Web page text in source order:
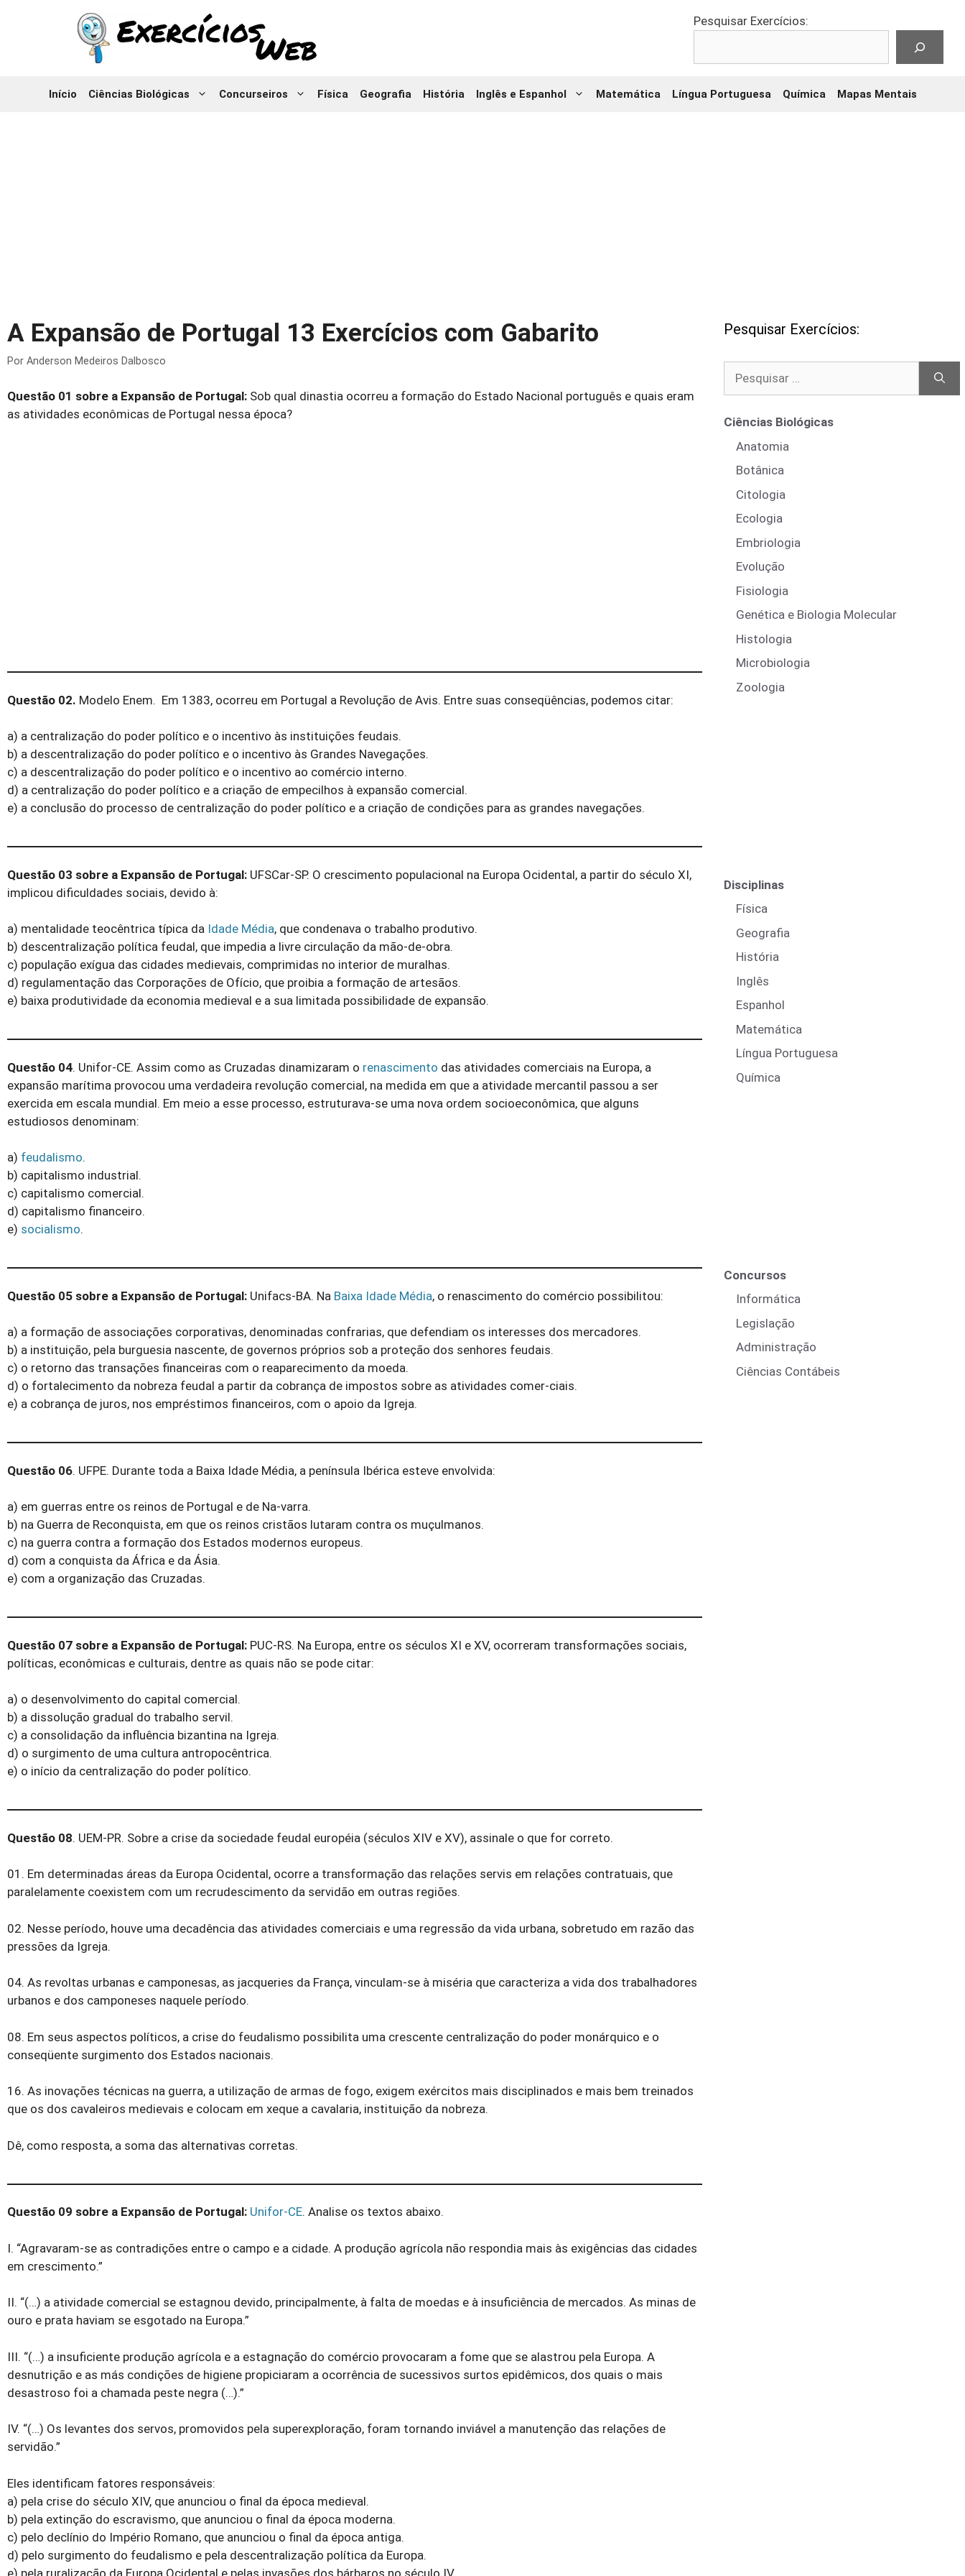
Pesquisar Exercícios:
Início Ciências Biológicas Concurseiros Física Geografia História Inglês e Espanhol Matemática Língua Portuguesa Química Mapas Mentais
A Expansão de Portugal 13 Exercícios com Gabarito
Por Anderson Medeiros Dalbosco
Questão 01 sobre a Expansão de Portugal: Sob qual dinastia ocorreu a formação do Estado Nacio­nal português e quais eram
as atividades econômicas de Portugal nessa época?
Questão 02. Modelo Enem. Em 1383, ocorreu em Portugal a Revolução de Avis. Entre suas conseqüências, podemos citar:
a) a centralização do poder político e o incentivo às instituições feudais.
b) a descentralização do poder político e o incentivo às Grandes Navegações.
c) a descentralização do poder político e o incentivo ao comércio interno.
d) a centralização do poder político e a criação de empecilhos à expansão comercial.
e) a conclusão do processo de centralização do poder político e a criação de condições para as grandes navegações.
Questão 03 sobre a Expansão de Portugal: UFSCar-SP. O crescimento populacional na Europa Ocidental, a partir do século XI,
implicou dificuldades sociais, devido à:
a) mentalidade teocêntrica típica da Idade Média, que condenava o trabalho produtivo.
b) descentralização política feudal, que impedia a livre circulação da mão-de-obra.
c) população exígua das cidades medievais, compri­midas no interior de muralhas.
d) regulamentação das Corporações de Ofício, que proibia a formação de artesãos.
e) baixa produtividade da economia medieval e a sua limitada possibilidade de expansão.
Questão 04. Unifor-CE. Assim como as Cruzadas dinamizaram o renascimento das atividades comerciais na Europa, a
expansão ma­rítima provocou uma verdadeira revolução comercial, na medida em que a atividade mercantil passou a ser
exercida em escala mundial. Em meio a esse processo, estruturava-se uma nova ordem socioeconômica, que alguns
estudiosos denominam:
a) feudalismo.
b) capitalismo industrial.
c) capitalismo comercial.
d) capitalismo financeiro.
e) socialismo.
Questão 05 sobre a Expansão de Portugal: Unifacs-BA. Na Baixa Idade Média, o renascimento do comércio possibilitou:
a) a formação de associações corporativas, denomi­nadas confrarias, que defendiam os interesses dos mercadores.
b) a instituição, pela burguesia nascente, de governos próprios sob a proteção dos senhores feudais.
c) o retorno das transações financeiras com o reapa­recimento da moeda.
d) o fortalecimento da nobreza feudal a partir da cobrança de impostos sobre as atividades comer-ciais.
e) a cobrança de juros, nos empréstimos financeiros, com o apoio da Igreja.
Questão 06. UFPE. Durante toda a Baixa Idade Média, a península Ibérica esteve envolvida:
a) em guerras entre os reinos de Portugal e de Na-varra.
b) na Guerra de Reconquista, em que os reinos cristãos lutaram contra os muçulmanos.
c) na guerra contra a formação dos Estados moder­nos europeus.
d) com a conquista da África e da Ásia.
e) com a organização das Cruzadas.
Questão 07 sobre a Expansão de Portugal: PUC-RS. Na Europa, entre os séculos XI e XV, ocorreram trans­formações sociais,
políticas, econômicas e culturais, dentre as quais não se pode citar:
a) o desenvolvimento do capital comercial.
b) a dissolução gradual do trabalho servil.
c) a consolidação da influência bizantina na Igreja.
d) o surgimento de uma cultura antropocêntrica.
e) o início da centralização do poder político.
Questão 08. UEM-PR. Sobre a crise da sociedade feudal européia (séculos XIV e XV), assinale o que for correto.
01. Em determinadas áreas da Europa Ocidental, ocorre a transformação das relações servis em relações contratuais, que
paralelamente coexistem com um recrudescimento da servidão em outras regiões.
02. Nesse período, houve uma decadência das ativi­dades comerciais e uma regressão da vida urbana, sobretudo em razão das
pressões da Igreja.
04. As revoltas urbanas e camponesas, as jacqueries da França, vinculam-se à miséria que caracteriza a vida dos trabalhadores
urbanos e dos camponeses naquele período.
08. Em seus aspectos políticos, a crise do feudalismo possibilita uma crescente centralização do poder monárquico e o
conseqüente surgimento dos Estados nacionais.
16. As inovações técnicas na guerra, a utilização de armas de fogo, exigem exércitos mais disciplinados e mais bem treinados
que os dos cavaleiros me­dievais e colocam em xeque a cavalaria, instituição da nobreza.
Dê, como resposta, a soma das alternativas corretas.
Questão 09 sobre a Expansão de Portugal: Unifor-CE. Analise os textos abaixo.
I. “Agravaram-se as contradições entre o campo e a cidade. A produção agrícola não respondia mais às exigências das cidades
em crescimento.”
II. “(…) a atividade comercial se estagnou devido, principalmente, à falta de moedas e à insuficiência de mercados. As minas de
ouro e prata haviam se esgotado na Europa.”
III. “(…) a insuficiente produção agrícola e a estag­nação do comércio provocaram a fome que se alastrou pela Europa. A
desnutrição e as más condições de higiene propiciaram a ocorrência de sucessivos surtos epidêmicos, dos quais o mais
desastroso foi a chamada peste negra (…).”
IV. “(…) Os levantes dos servos, promovidos pela superexploração, foram tornando inviável a ma­nutenção das relações de
servidão.”
Eles identificam fatores responsáveis:
a) pela crise do século XIV, que anunciou o final da época medieval.
b) pela extinção do escravismo, que anunciou o final da época moderna.
c) pelo declínio do Império Romano, que anunciou o final da época antiga.
d) pelo surgimento do feudalismo e pela descentra­lização política da Europa.
e) pela ruralização da Europa Ocidental e pelas invasões dos bárbaros no século IV.
Pesquisar Exercícios:
Ciências Biológicas
Anatomia
Botânica
Citologia
Ecologia
Embriologia
Evolução
Fisiologia
Genética e Biologia Molecular
Histologia
Microbiologia
Zoologia
Disciplinas
Física
Geografia
História
Inglês
Espanhol
Matemática
Língua Portuguesa
Química
Concursos
Informática
Legislação
Administração
Ciências Contábeis